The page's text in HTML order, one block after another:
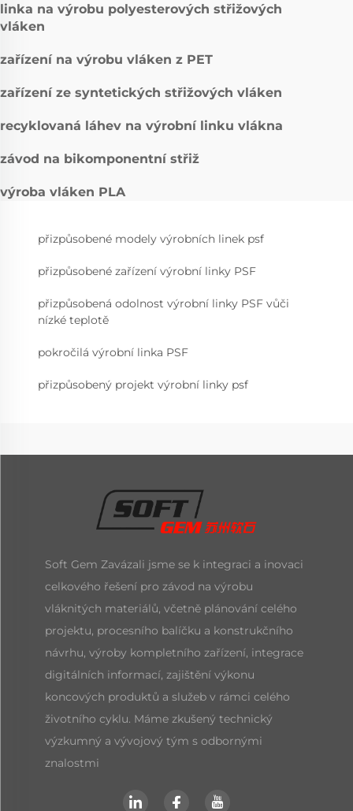
linka na výrobu polyesterových střižových
vláken
zařízení na výrobu vláken z PET
zařízení ze syntetických střižových vláken
recyklovaná láhev na výrobní linku vlákna
závod na bikomponentní střiž
výroba vláken PLA
přizpůsobené modely výrobních linek psf
přizpůsobené zařízení výrobní linky PSF
přizpůsobená odolnost výrobní linky PSF vůči
nízké teplotě
pokročilá výrobní linka PSF
přizpůsobený projekt výrobní linky psf
Soft Gem Zavázali jsme se k integraci a inovaci
celkového řešení pro závod na výrobu
vláknitých materiálů, včetně plánování celého
projektu, procesního balíčku a konstrukčního
návrhu, výroby kompletního zařízení, integrace
digitálních informací, zajištění výkonu
koncových produktů a služeb v rámci celého
životního cyklu. Máme zkušený technický
výzkumný a vývojový tým s odbornými
znalostmi